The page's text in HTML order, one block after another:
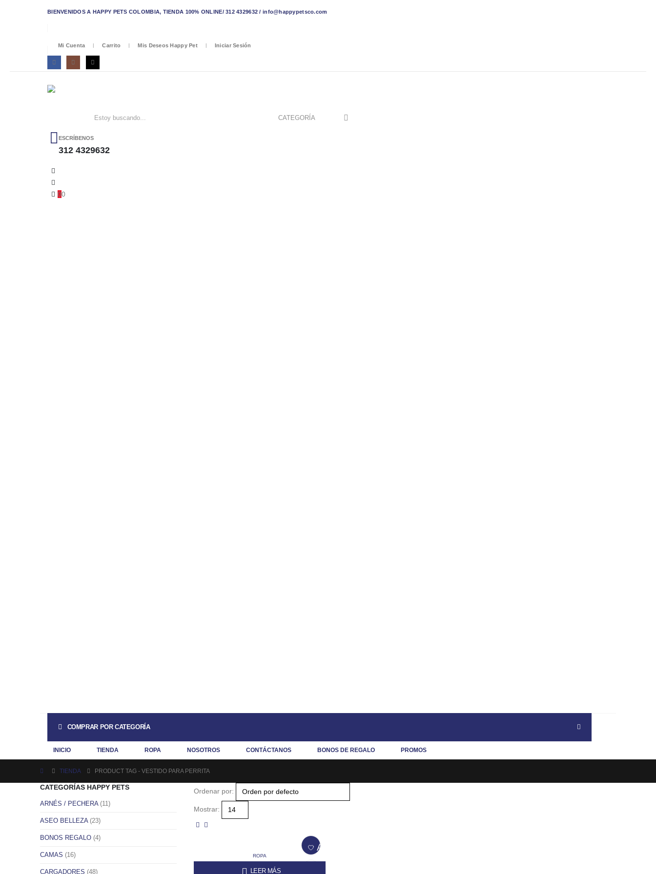
BIENVENIDOS A HAPPY PETS COLOMBIA, TIENDA 100% ONLINE/ 312 4329632 / info@happypetsco.com
Mi Cuenta Carrito Mis Deseos Happy Pet Iniciar Sesión
ESCRÍBENOS
312 4329632
00
COMPRAR POR CATEGORÍA
INICIO TIENDA ROPA NOSOTROS CONTÁCTANOS BONOS DE REGALO PROMOS
TIENDA PRODUCT TAG - VESTIDO PARA PERRITA
Ordenar por:
Mostrar:
Añadir a la lista de deseos
LEER MÁS
ROPA
Vestido Elegance
CATEGORÍAS HAPPY PETS
ARNÉS / PECHERA (11)
ASEO BELLEZA (23)
BONOS REGALO (4)
CAMAS (16)
CARGADORES (48)